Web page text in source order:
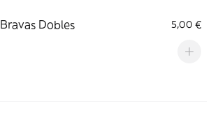
Bravas Dobles 5,00 €